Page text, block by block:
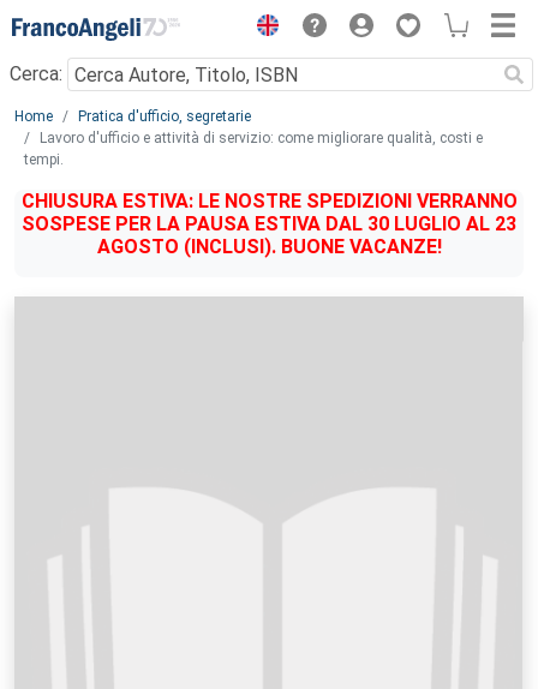
Menu
Cerca:
Main content
Home
Pratica d'ufficio, segretarie
Lavoro d'ufficio e attività di servizio: come migliorare qualità, costi e
tempi.
CHIUSURA ESTIVA: LE NOSTRE SPEDIZIONI VERRANNO
SOSPESE PER LA PAUSA ESTIVA DAL 30 LUGLIO AL 23
AGOSTO (INCLUSI). BUONE VACANZE!